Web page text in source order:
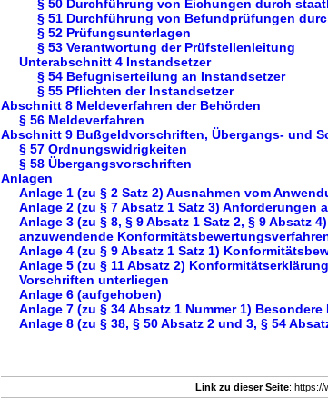
§ 50 Durchführung von Eichungen durch
§ 51 Durchführung von Befundprüfungen
§ 52 Prüfungsunterlagen
§ 53 Verantwortung der Prüfstellenleitung
Unterabschnitt 4 Instandsetzer
§ 54 Befugniserteilung an Instandsetzer
§ 55 Pflichten der Instandsetzer
Abschnitt 8 Meldeverfahren der Behörden
§ 56 Meldeverfahren
Abschnitt 9 Bußgeldvorschriften, Übergangs- und
§ 57 Ordnungswidrigkeiten
§ 58 Übergangsvorschriften
Anlagen
Anlage 1 (zu § 2 Satz 2) Ausnahmen vom
Anlage 2 (zu § 7 Absatz 1 Satz 3) Anforderungen
Anlage 3 (zu § 8, § 9 Absatz 1 Satz 2, § 9 Absatz
anzuwendende
Anlage 4 (zu § 9 Absatz 1 Satz 1)
Anlage 5 (zu § 11 Absatz 2)
Vorschriften unterliegen
Anlage 6 (aufgehoben)
Anlage 7 (zu § 34 Absatz 1 Nummer 1)
Anlage 8 (zu § 38, § 50 Absatz 2 und 3, § 54
Link zu dieser Seite: https://